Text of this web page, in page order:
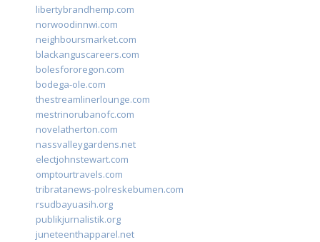
libertybrandhemp.com
norwoodinnwi.com
neighboursmarket.com
blackanguscareers.com
bolesfororegon.com
bodega-ole.com
thestreamlinerlounge.com
mestrinorubanofc.com
novelatherton.com
nassvalleygardens.net
electjohnstewart.com
omptourtravels.com
tribratanews-polreskebumen.com
rsudbayuasih.org
publikjurnalistik.org
juneteenthapparel.net